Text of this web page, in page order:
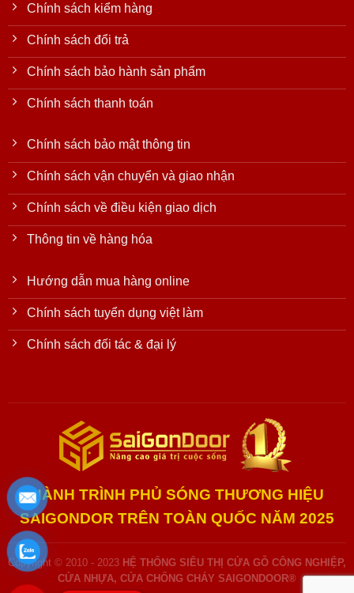
Chính sách kiểm hàng
Chính sách đổi trả
Chính sách bảo hành sản phẩm
Chính sách thanh toán
Chính sách bảo mật thông tin
Chính sách vận chuyển và giao nhận
Chính sách về điều kiện giao dịch
Thông tin về hàng hóa
Hướng dẫn mua hàng online
Chính sách tuyển dụng việt làm
Chính sách đối tác & đại lý
HÀNH TRÌNH PHỦ SÓNG THƯƠNG HIỆU
SAIGONDOR TRÊN TOÀN QUỐC NĂM 2025
Copyright © 2010 - 2023 HỆ THỐNG SIÊU THỊ CỬA GỖ CÔNG NGHIỆP,
CỬA NHỰA, CỬA CHỐNG CHÁY SAIGONDOOR®